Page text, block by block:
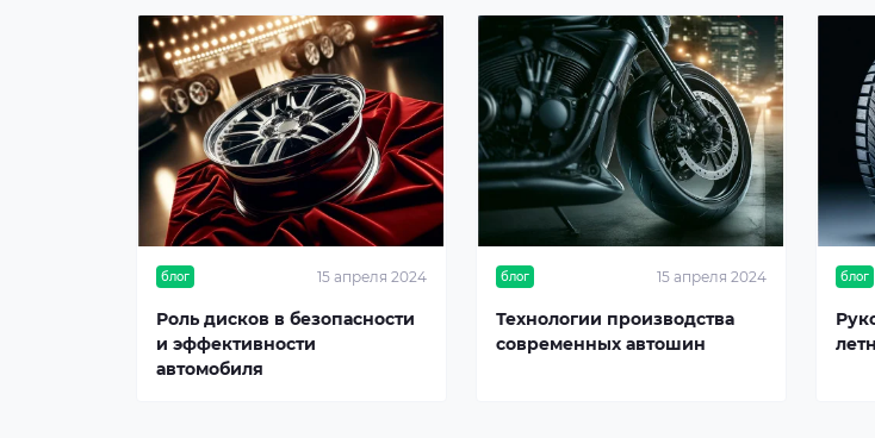
блог 15 апреля 2024
Роль дисков в безопасности
и эффективности
автомобиля
блог 15 апреля 2024
Технологии производства
современных автошин
блог